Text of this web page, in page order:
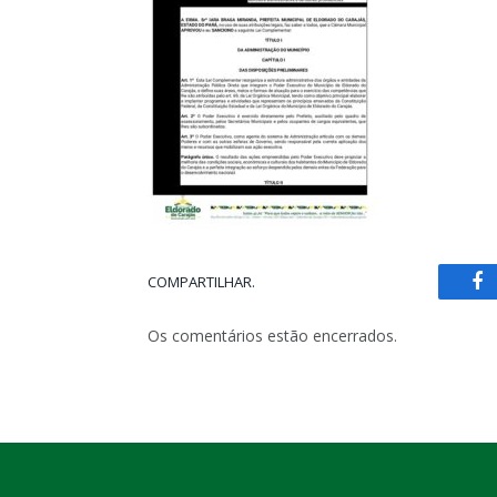
COMPARTILHAR.
Os comentários estão encerrados.